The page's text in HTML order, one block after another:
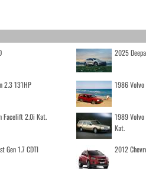
2025
2.3 131HP 1986 Volvo
Facelift 2.0i Kat.
1989
Kat.
Gen 1.7 CDTI 2012